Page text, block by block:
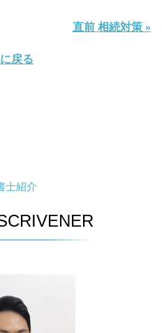
直前 相続対策 »
戻る
士紹介